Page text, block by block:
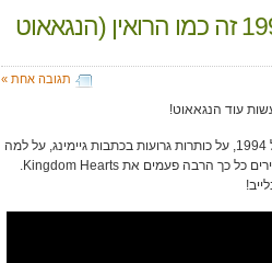
גיימפוד, פרק 208: 1994 זה כמו הרואין (הנגאאוט
תגובה אחת »
עוד הנגאאוט!
בסיכום שנת 2018 אנחנו מדברים (משום מה) על 1994, על כותרות גרועות בכתבות גיימינג, על למה
זיירמן לא אוהב את God of War ולמה אנחנו מזכירים כל כך הרבה פעמים את Kingdom Hearts.